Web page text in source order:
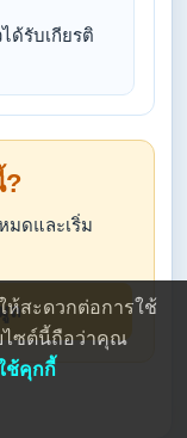
ด้รับเกียรติ
?
มดและเริ่ม
ลห้สะดวกต่อการใช้
ไซต์นี้ถือว่าคุณ
ช้คุกกี้